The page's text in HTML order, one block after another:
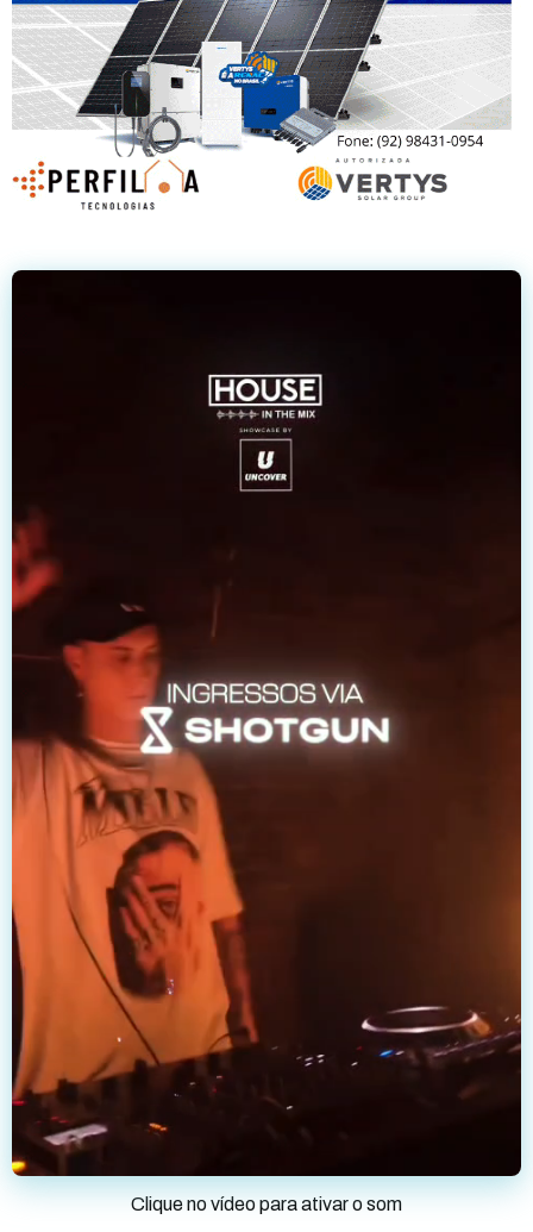
Clique no vídeo para ativar o som